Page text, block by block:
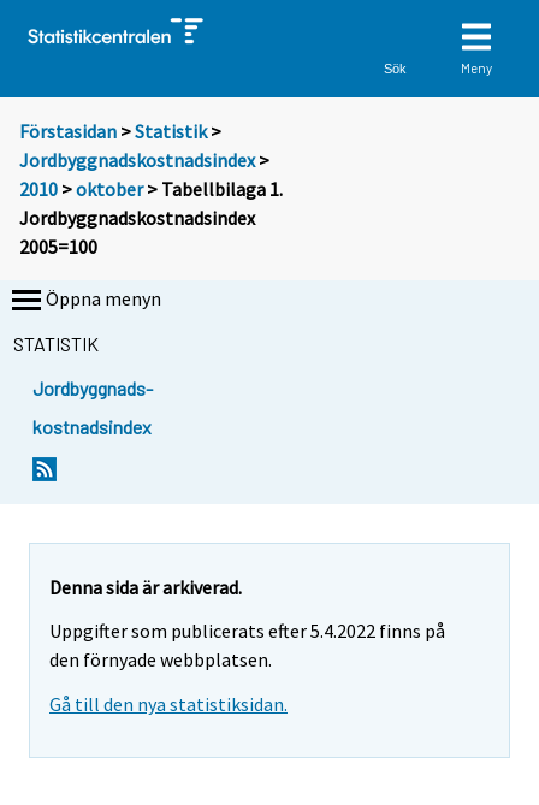
Sök Meny
Förstasidan >Statistik >
Jordbyggnadskostnadsindex>
2010 >oktober> Tabellbilaga 1.
Jordbyggnadskostnadsindex
2005=100
Öppna menyn
STATISTIK
Jordbyggnads-
kostnadsindex
Denna sida är arkiverad.
Uppgifter som publicerats efter 5.4.2022 finns på
den förnyade webbplatsen.
Gå till den nya statistiksidan.